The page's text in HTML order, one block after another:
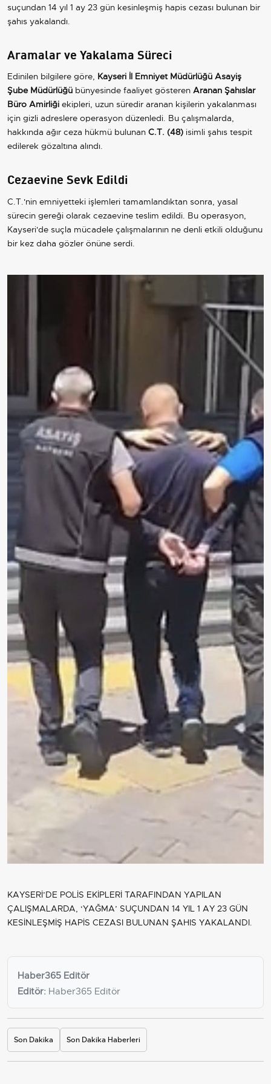
suçundan 14 yıl 1 ay 23 gün kesinleşmiş hapis cezası bulunan bir
şahıs yakalandı.
Aramalar ve Yakalama Süreci
Edinilen bilgilere göre, Kayseri İl Emniyet Müdürlüğü Asayiş
Şube Müdürlüğü bünyesinde faaliyet gösteren Aranan Şahıslar
Büro Amirliği ekipleri, uzun süredir aranan kişilerin yakalanması
için gizli adreslere operasyon düzenledi. Bu çalışmalarda,
hakkında ağır ceza hükmü bulunan C.T. (48) isimli şahıs tespit
edilerek gözaltına alındı.
Cezaevine Sevk Edildi
C.T.'nin emniyetteki işlemleri tamamlandıktan sonra, yasal
sürecin gereği olarak cezaevine teslim edildi. Bu operasyon,
Kayseri'de suçla mücadele çalışmalarının ne denli etkili olduğunu
bir kez daha gözler önüne serdi.
KAYSERİ’DE POLİS EKİPLERİ TARAFINDAN YAPILAN
ÇALIŞMALARDA, ‘YAĞMA’ SUÇUNDAN 14 YIL 1 AY 23 GÜN
KESİNLEŞMİŞ HAPİS CEZASI BULUNAN ŞAHIS YAKALANDI.
Haber365 Editör
Editör: Haber365 Editör
Son Dakika Son Dakika Haberleri